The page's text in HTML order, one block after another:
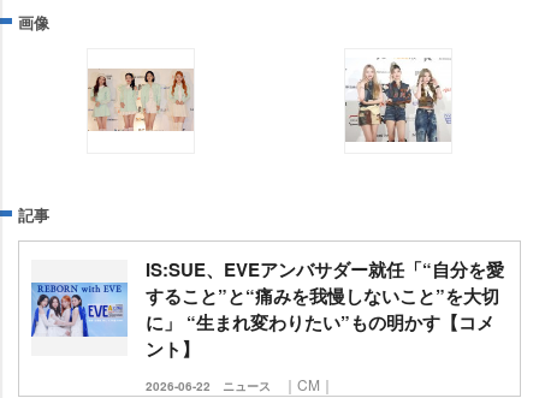
画像
記事
IS:SUE、EVEアンバサダー就任「“自分を愛
すること”と“痛みを我慢しないこと”を大切
に」 “生まれ変わりたい”もの明かす【コメ
ント】
2026-06-22 ニュース ｜CM｜